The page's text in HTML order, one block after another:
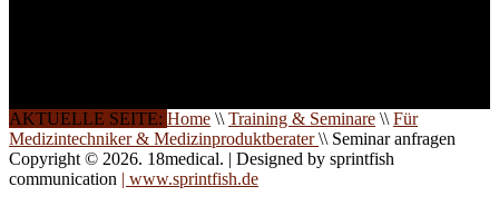
AKTUELLE SEITE: Home \\ Training & Seminare \\ Für
Medizintechniker & Medizinproduktberater\\ Seminar anfragen
Copyright © 2026. 18medical. | Designed by sprintfish
communication | www.sprintfish.de